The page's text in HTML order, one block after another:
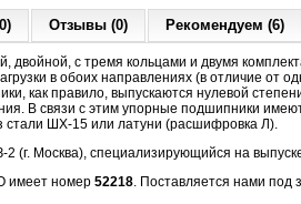
Отзывы (0) Рекомендуем (6)
двойной, с тремя кольцами и двумя
в обоих направлениях (в отличие от
как правило, выпускаются нулевой
В связи с этим упорные подшипники
стали ШХ-15 или латуни (расшифровка Л).
2 (г. Москва), специализирующийся на
имеет номер 52218. Поставляется нами под